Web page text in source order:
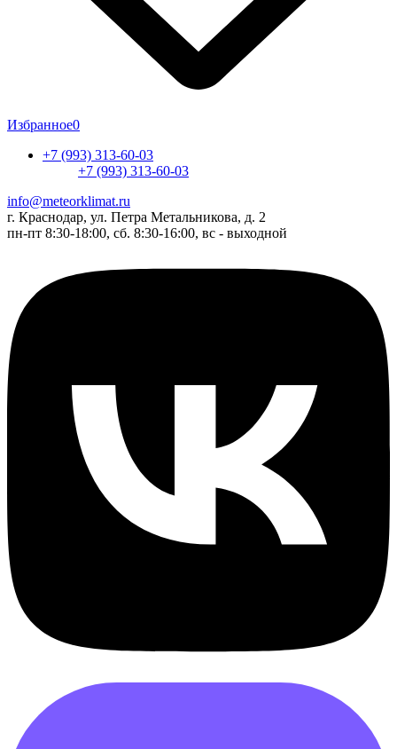
Избранное0
+7 (993) 313-60-03
+7 (993) 313-60-03
info@meteorklimat.ru
г. Краснодар, ул. Петра Метальникова, д. 2
пн-пт 8:30-18:00, сб. 8:30-16:00, вс - выходной